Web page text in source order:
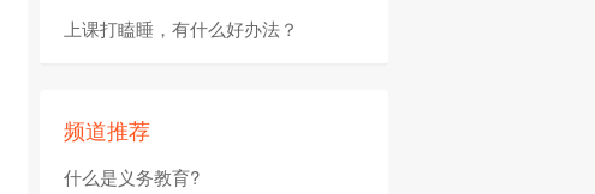
上课打瞌睡，有什么好办法？
频道推荐
什么是义务教育?